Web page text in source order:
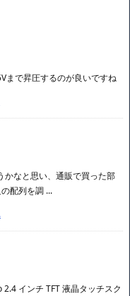
まで昇圧するのが良いですね
かなと思い、通販で買った部
配列を調 ...
インチ TFT 液晶タッチスク